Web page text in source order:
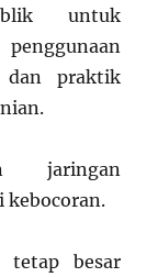
untuk
dan praktik
jaringan
kebocoran.
tetap besar